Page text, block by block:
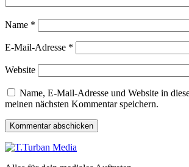
Name *
E-Mail-Adresse *
Website
Name, E-Mail-Adresse und Website in
meinen nächsten Kommentar speichern.